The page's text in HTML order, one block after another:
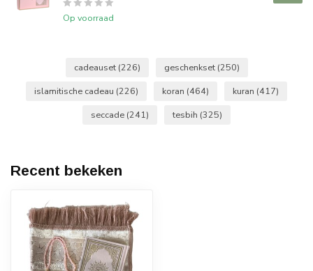
Op voorraad
cadeauset (226) geschenkset (250)
islamitische cadeau (226) koran (464) kuran (417)
seccade (241) tesbih (325)
Recent bekeken